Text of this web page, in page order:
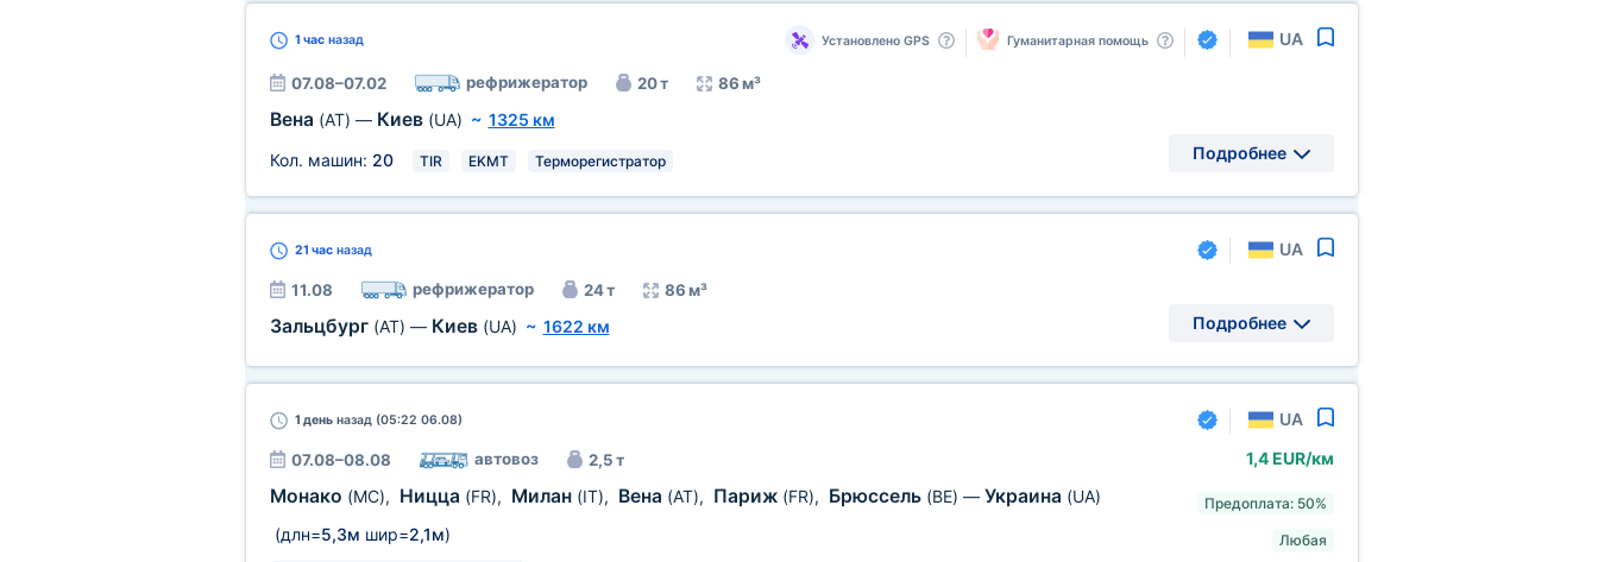
1 часназад Установлено GPS Гуманитарная помощь UA
07.08–07.02 рефрижератор 20 т 86 м³
Вена (AT) — Киев (UA) ~ 1325 км
Кол. машин: 20 TIR EKMT Терморегистратор Подробнее
21 часназад UA
11.08 рефрижератор 24 т 86 м³
Зальцбург (AT) — Киев (UA) ~ 1622 км Подробнее
1 деньназад (05:22 06.08) UA
07.08–08.08 автовоз 2,5 т
Монако (MC), Ницца (FR), Милан (IT), Вена (AT), Париж (FR), Брюссель (BE) — Украина (UA)
(длн=5,3м шир=2,1м)
1,4 EUR/км
Предоплата: 50%
Любая